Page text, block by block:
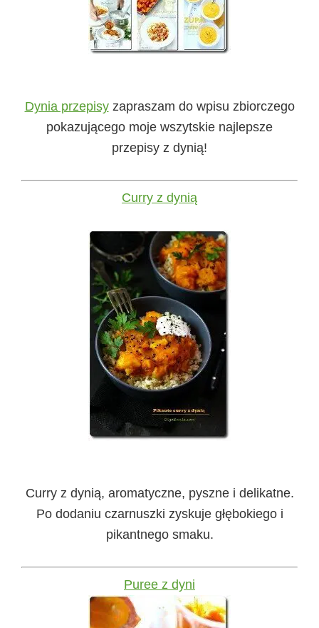
Dynia przepisyzapraszam do wpisu zbiorczego
pokazującego moje wszytskie najlepsze
przepisy z dynią!
Curry z dynią
Curry z dynią, aromatyczne, pyszne i delikatne.
Po dodaniu czarnuszki zyskuje głębokiego i
pikantnego smaku.
Puree z dyni